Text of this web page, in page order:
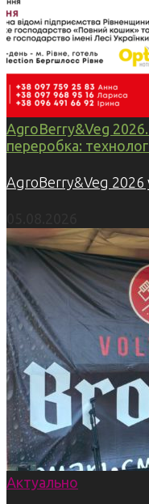
AgroBerry&Veg 2026.
переробка:
AgroBerry&Veg 2026
Актуально